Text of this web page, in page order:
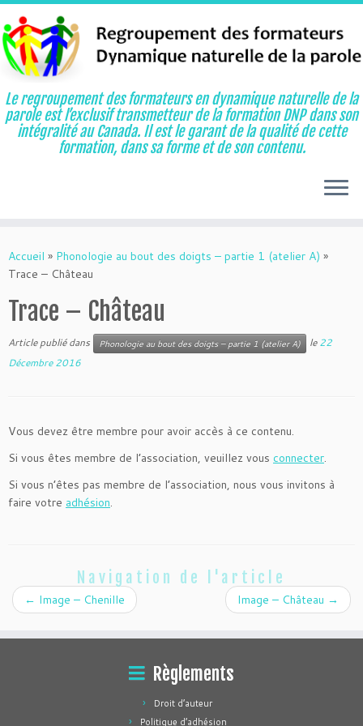
au
contenu
Le regroupement des formateurs en dynamique naturelle de la
parole est l’exclusif transmetteur de la formation DNP dans son
intégralité au Canada. Il est le garant de la qualité de cette
formation, dans sa forme et de son contenu.
Accueil » Phonologie au bout des doigts – partie 1 (atelier A) »
Trace – Château
Trace – Château
Article publié dans Phonologie au bout des doigts – partie 1 (atelier A) le22
Décembre 2016
Vous devez être membre pour avoir accès à ce contenu.
Si vous êtes membre de l’association, veuillez vous connecter.
Si vous n’êtes pas membre de l’association, nous vous invitons à
faire votre adhésion.
Navigation de l'article
← Image – Chenille Image – Château →
Règlements
Droit d’auteur
Politique d’adhésion